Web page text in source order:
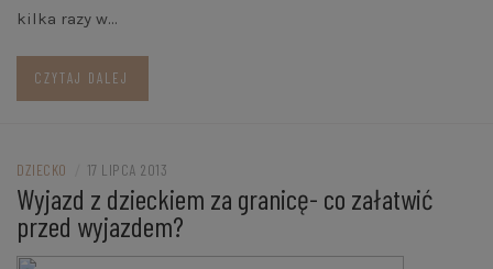
kilka razy w…
CZYTAJ DALEJ
DZIECKO 17 LIPCA 2013
Wyjazd z dzieckiem za granicę- co załatwić
przed wyjazdem?